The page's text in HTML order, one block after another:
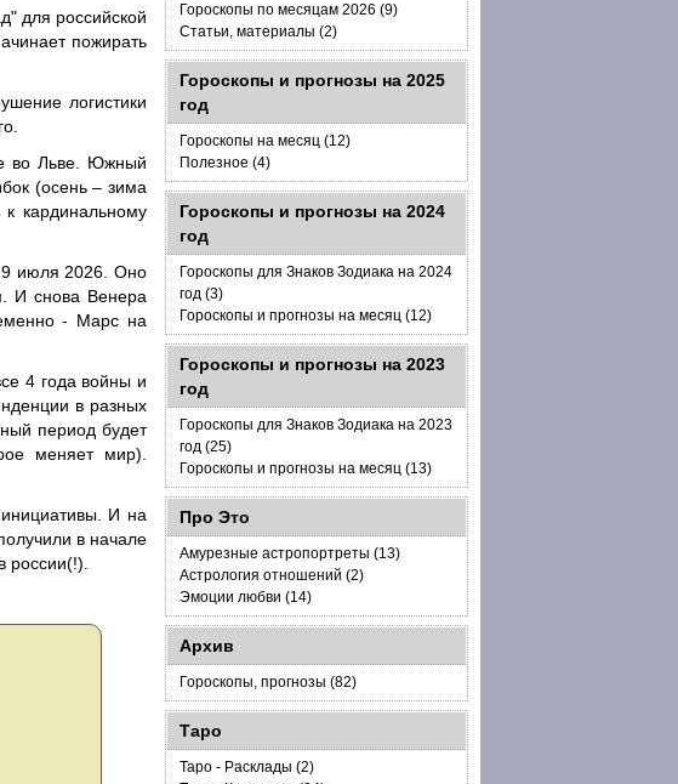
для российской
пожирать
логистики
во Льве. Южный
(осень – зима
кардинальному
июля 2026. Оно
И снова Венера
- Марс на
4 года войны и
в разных
период будет
меняет мир).
И на
в начале
россии(!).
Гороскопы по месяцам 2026 (9)
Статьи, материалы (2)
Гороскопы и прогнозы на 2025
год
Гороскопы на месяц (12)
Полезное (4)
Гороскопы и прогнозы на 2024
год
Гороскопы для Знаков Зодиака на 2024
год (3)
Гороскопы и прогнозы на месяц (12)
Гороскопы и прогнозы на 2023
год
Гороскопы для Знаков Зодиака на 2023
год (25)
Гороскопы и прогнозы на месяц (13)
Про Это
Амурезные астропортреты (13)
Астрология отношений (2)
Эмоции любви (14)
Архив
Гороскопы, прогнозы (82)
Таро
Таро - Расклады (2)